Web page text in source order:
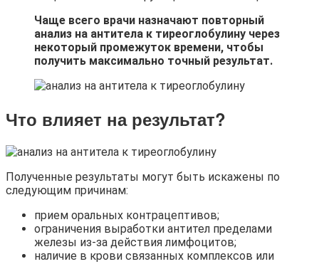
Чаще всего врачи назначают повторный
анализ на антитела к тиреоглобулину через
некоторый промежуток времени, чтобы
получить максимально точный результат.
Что влияет на результат?
Полученные результаты могут быть искажены по
следующим причинам:
прием оральных контрацептивов;
ограничения выработки антител пределами
железы из-за действия лимфоцитов;
наличие в крови связанных комплексов или